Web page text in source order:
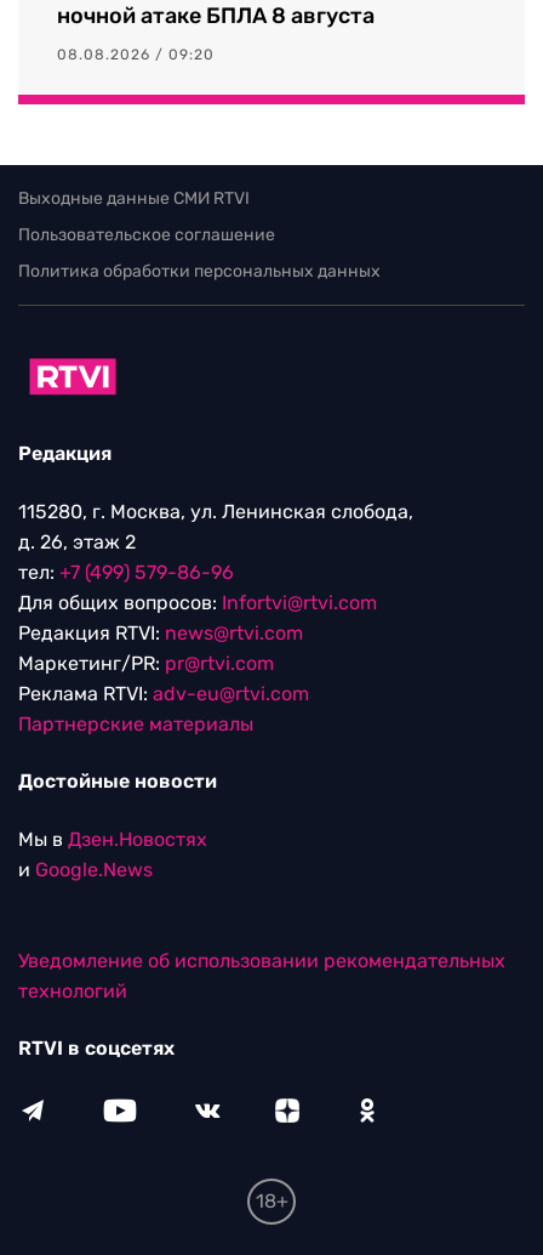
ночной атаке БПЛА 8 августа
08.08.2026 / 09:20
Выходные данные СМИ RTVI
Пользовательское соглашение
Политика обработки персональных данных
Редакция
115280, г. Москва, ул. Ленинская слобода,
д. 26, этаж 2
тел: +7 (499) 579-86-96
Для общих вопросов: Infortvi@rtvi.com
Редакция RTVI: news@rtvi.com
Маркетинг/PR: pr@rtvi.com
Реклама RTVI: adv-eu@rtvi.com
Партнерские материалы
Достойные новости
Мы в Дзен.Новостях
и Google.News
Уведомление об использовании рекомендательных
технологий
RTVI в соцсетях
18+